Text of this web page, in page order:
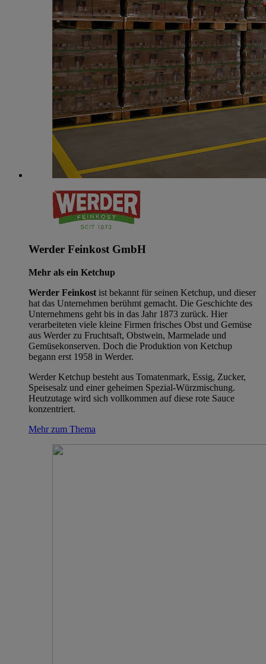
Werder Feinkost GmbH
Mehr als ein Ketchup
Werder Feinkost ist bekannt für seinen Ketchup, und dieser
hat das Unternehmen berühmt gemacht. Die Geschichte des
Unternehmens geht bis in das Jahr 1873 zurück. Hier
verarbeiteten viele kleine Firmen frisches Obst und Gemüse
aus Werder zu Fruchtsaft, Obstwein, Marmelade und
Gemüsekonserven. Doch die Produktion von Ketchup
begann erst 1958 in Werder.
Werder Ketchup besteht aus Tomatenmark, Essig, Zucker,
Speisesalz und einer geheimen Spezial-Würzmischung.
Heutzutage wird sich vollkommen auf diese rote Sauce
konzentriert.
Mehr zum Thema